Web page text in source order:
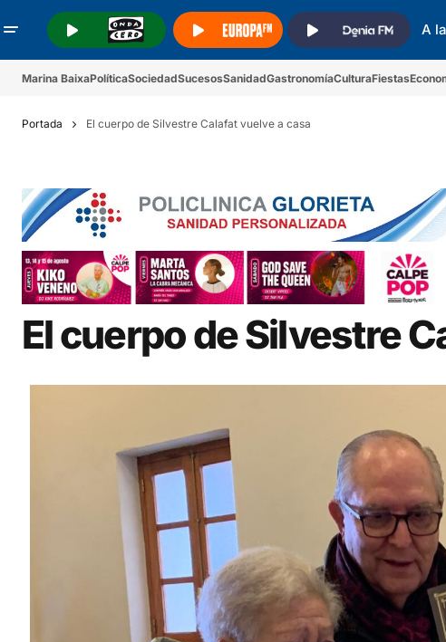
A
Marina BaixaPolíticaSociedadSucesosSanidadGastronomíaCulturaFiestas
Portada El cuerpo de Silvestre Calafat vuelve a casa
El cuerpo de Silvestre